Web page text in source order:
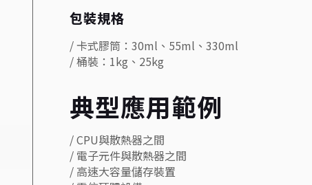
包裝規格
/ 卡式膠筒：30ml、55ml、330ml
/ 桶裝：1kg、25kg
典型應用範例
/ CPU與散熱器之間
/ 電子元件與散熱器之間
/ 高速大容量儲存裝置